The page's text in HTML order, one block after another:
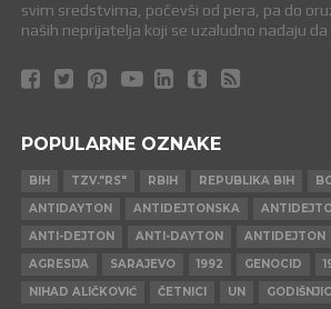
svim sredstvima, počevši od pera, pa do
naših neprijatelja koji se uzaludno nadaju
POPULARNE OZNAKE
BIH TZV."RS" RBIH REPUBLIKA BIH
ANTIDAYTON
ANTIDEJTONSKA
ANTI-DEJTON
ANTI-DAYTON ANTIDEJTON
AGRESIJA
SARAJEVO 1992 GENOCID
NIHAD ALIČKOVIĆ
ČETNICI UN